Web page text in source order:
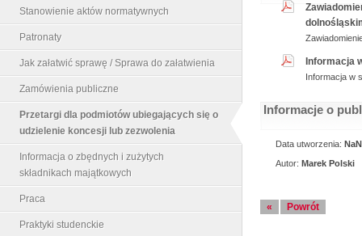
Stanowienie aktów normatywnych
Patronaty
Jak załatwić sprawę / Sprawa do załatwienia
Zamówienia publiczne
Przetargi dla podmiotów ubiegających się o
udzielenie koncesji lub zezwolenia
Informacja o zbędnych i zużytych
składnikach majątkowych
Praca
Praktyki studenckie
Informacja
Informacja w
Informacje o
Data utworzenia:
Autor: Marek Polski
« Powrót